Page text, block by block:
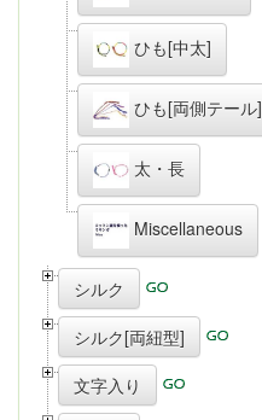
ひも[中太]
ひも[両側テール]
太・長
Miscellaneous
シルク
シルク[両紐型]
文字入り